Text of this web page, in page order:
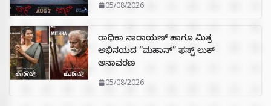
05/08/2026
ರಾಧಿಕಾ ನಾರಾಯಣ್ ಹಾಗೂ ಮಿತ್ರ
ಅಭಿನಯದ “ಮಹಾನ್” ಫಸ್ಟ್ ಲುಕ್
ಅನಾವರಣ
05/08/2026